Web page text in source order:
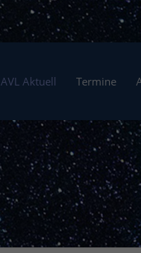
AVL Aktuell Termine